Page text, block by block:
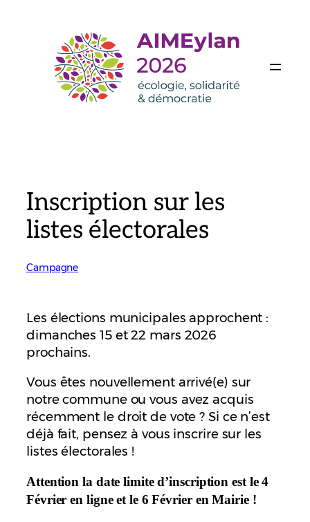
Inscription sur les
listes électorales
Campagne
Les élections municipales approchent :
dimanches 15 et 22 mars 2026
prochains.
Vous êtes nouvellement arrivé(e) sur
notre commune ou vous avez acquis
récemment le droit de vote ? Si ce n’est
déjà fait, pensez à vous inscrire sur les
listes électorales !
Attention la date limite d’inscription est le 4
Février en ligne et le 6 Février en Mairie !